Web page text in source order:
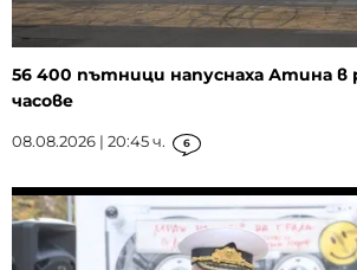
56 400 пътници напуснаха Атина в
часове
08.08.2026 | 20:45 ч. 6